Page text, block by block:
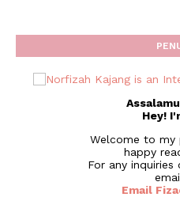
Hey!
Welcome to my
happy
For any
Email